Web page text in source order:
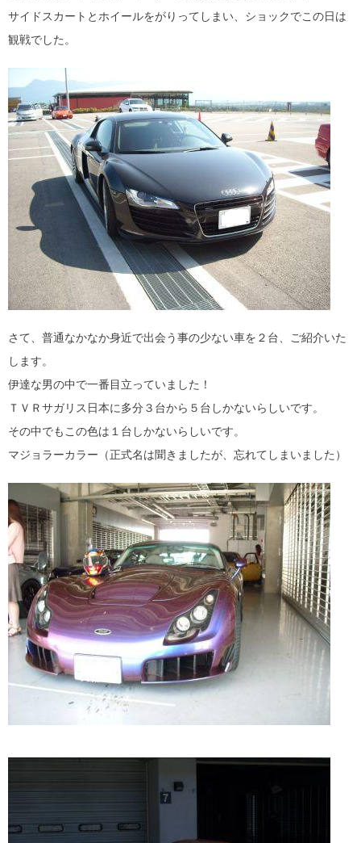
サイドスカートとホイールをがりってしまい、ショックでこの日は
観戦でした。
さて、普通なかなか身近で出会う事の少ない車を２台、ご紹介いた
します。
伊達な男の中で一番目立っていました！
ＴＶＲサガリス日本に多分３台から５台しかないらしいです。
その中でもこの色は１台しかないらしいです。
マジョラーカラー（正式名は聞きましたが、忘れてしまいました）